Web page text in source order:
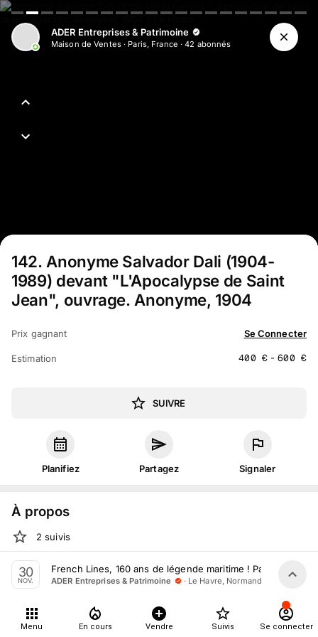
ADER Entreprises & Patrimoine
Maison de Ventes· Paris, France ·42 abonnés
142. Anonyme Salvador Dali (1904-
1989) devant "L'Apocalypse de Saint
Jean", ouvrage. Anonyme, 1904
Prix gagnant Se Connecter
Estimation 400 € -600 €
SUIVRE
Planifiez Partagez Signaler
À propos
2 suivis
Sam. 30 novembre 2024 à 14:00 - 18:00
Vente volontaireorganiséeparADER Entreprises &
En salle :
9 Rue Charles Porta, 76600 Le Havre, France
30
NOV.
French Lines, 160 ans de légende maritime ! Partie I
ADER Entreprises & Patrimoine · Le Havre, Normandie
Menu En cours Vendre Suivis Se connecter